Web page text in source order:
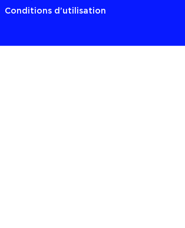
Conditions d’utilisation